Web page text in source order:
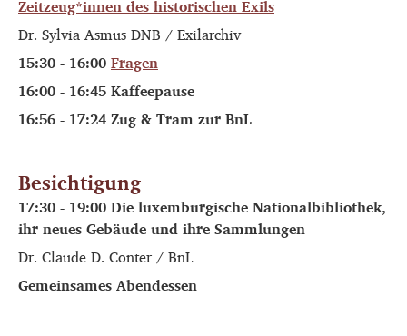
Zeitzeug*innen des historischen Exils
Dr. Sylvia Asmus DNB / Exilarchiv
15:30 - 16:00Fragen
16:00 - 16:45 Kaffeepause
16:56 - 17:24 Zug & Tram zur BnL
Besichtigung
17:30 - 19:00 Die luxemburgische Nationalbibliothek,
ihr neues Gebäude und ihre Sammlungen
Dr. Claude D. Conter / BnL
Gemeinsames Abendessen